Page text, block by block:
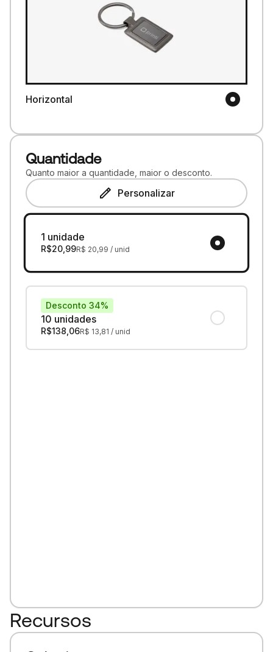
Horizontal
Quantidade
Quanto maior a quantidade, maior o desconto.
Personalizar
1 unidade
R$20,99R$ 20,99 / unid
10 unidades
Desconto 34%
R$138,06R$ 13,81 / unid
Recursos